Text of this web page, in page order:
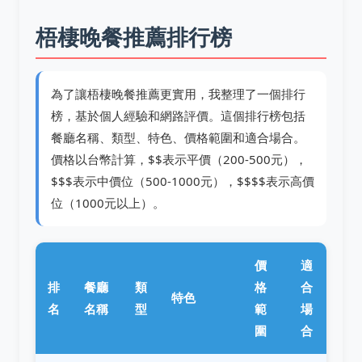
梧棲晚餐推薦排行榜
為了讓梧棲晚餐推薦更實用，我整理了一個排行
榜，基於個人經驗和網路評價。這個排行榜包括
餐廳名稱、類型、特色、價格範圍和適合場合。
價格以台幣計算，$$表示平價（200-500元），
$$$表示中價位（500-1000元），$$$$表示高價
位（1000元以上）。
排
名
餐廳
名稱
類
型
特色
價
格
範
圍
適
合
場
合